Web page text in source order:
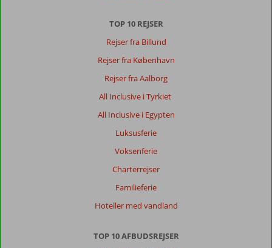
TOP 10 REJSER
Rejser fra Billund
Rejser fra København
Rejser fra Aalborg
All Inclusive i Tyrkiet
All Inclusive i Egypten
Luksusferie
Voksenferie
Charterrejser
Familieferie
Hoteller med vandland
TOP 10 AFBUDSREJSER